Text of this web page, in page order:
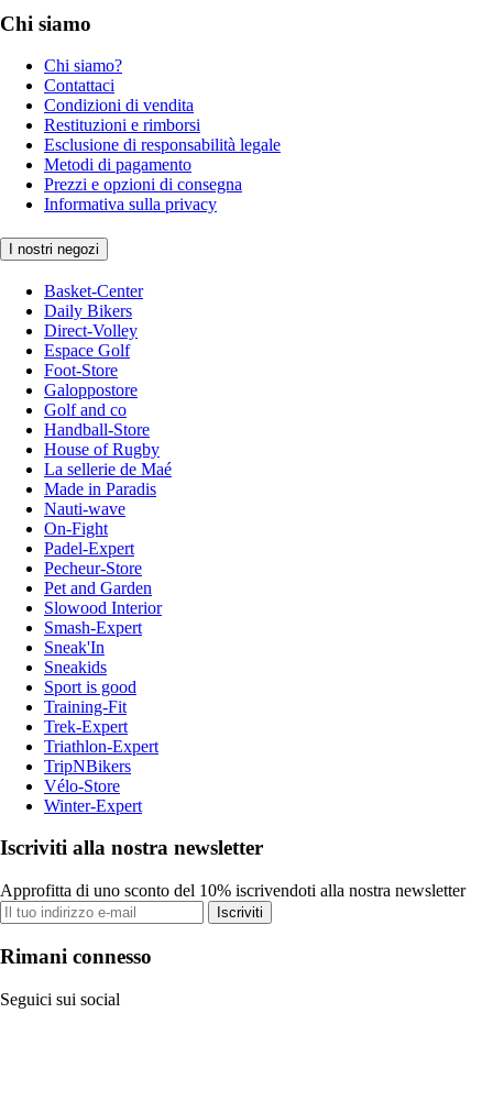
Chi siamo
Chi siamo?
Contattaci
Condizioni di vendita
Restituzioni e rimborsi
Esclusione di responsabilità legale
Metodi di pagamento
Prezzi e opzioni di consegna
Informativa sulla privacy
I nostri negozi
Basket-Center
Daily Bikers
Direct-Volley
Espace Golf
Foot-Store
Galoppostore
Golf and co
Handball-Store
House of Rugby
La sellerie de Maé
Made in Paradis
Nauti-wave
On-Fight
Padel-Expert
Pecheur-Store
Pet and Garden
Slowood Interior
Smash-Expert
Sneak'In
Sneakids
Sport is good
Training-Fit
Trek-Expert
Triathlon-Expert
TripNBikers
Vélo-Store
Winter-Expert
Iscriviti alla nostra newsletter
Approfitta di uno sconto del 10% iscrivendoti alla nostra newsletter
Iscriviti
Rimani connesso
Seguici sui social